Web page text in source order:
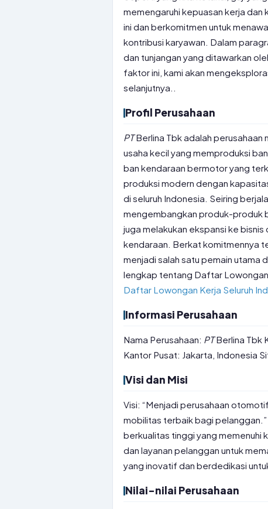
memengaruhi kepuasan kerja dan
ini dan berkomitmen untuk
kontribusi karyawan. Dalam
dan tunjangan yang ditawarkan
faktor ini, kami akan
selanjutnya..
Profil Perusahaan
PTBerlina Tbk adalah perusahaan
usaha kecil yang memproduksi
ban kendaraan bermotor yang
produksi modern dengan
di seluruh Indonesia. Seiring
mengembangkan produk-produk
juga melakukan ekspansi ke
kendaraan. Berkat komitmennya
menjadi salah satu pemain utama
lengkap tentang Daftar
Daftar Lowongan Kerja Seluruh
Informasi Perusahaan
Nama Perusahaan: PTBerlina Tbk
Kantor Pusat: Jakarta, Indonesia
Visi dan Misi
Visi: “Menjadi perusahaan
mobilitas terbaik bagi
berkualitas tinggi yang memenuhi
dan layanan pelanggan untuk
yang inovatif dan berdedikasi
Nilai-nilai Perusahaan